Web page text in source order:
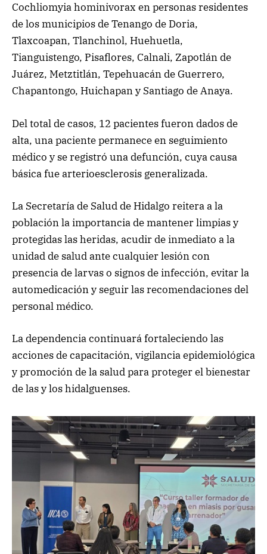
Cochliomyia hominivorax en personas residentes
de los municipios de Tenango de Doria,
Tlaxcoapan, Tlanchinol, Huehuetla,
Tianguistengo, Pisaflores, Calnali, Zapotlán de
Juárez, Metztitlán, Tepehuacán de Guerrero,
Chapantongo, Huichapan y Santiago de Anaya.
Del total de casos, 12 pacientes fueron dados de
alta, una paciente permanece en seguimiento
médico y se registró una defunción, cuya causa
básica fue arterioesclerosis generalizada.
La Secretaría de Salud de Hidalgo reitera a la
población la importancia de mantener limpias y
protegidas las heridas, acudir de inmediato a la
unidad de salud ante cualquier lesión con
presencia de larvas o signos de infección, evitar la
automedicación y seguir las recomendaciones del
personal médico.
La dependencia continuará fortaleciendo las
acciones de capacitación, vigilancia epidemiológica
y promoción de la salud para proteger el bienestar
de las y los hidalguenses.